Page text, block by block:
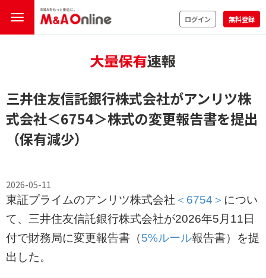
ログイン 無料登録
三井住友信託銀行株式会社がアンリツ株
式会社＜6754＞株式の変更報告書を提出
（保有減少）
2026-05-11
東証プライムのアンリツ株式会社 ＜6754＞ につい
て、三井住友信託銀行株式会社が2026年5月11日
付で財務局に変更報告書（5%ルール報告書）を提
出した。